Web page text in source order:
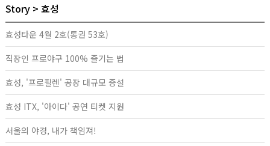
Story 효성
효성타운 4월 2호(통권 53호)
직장인 프로야구 100% 즐기는 법
효성, '프로필렌' 공장 대규모 증설
효성 ITX, '아이다' 공연 티켓 지원
서울의 야경, 내가 책임져!